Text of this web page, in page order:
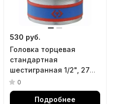
530 руб.
Головка торцевая
стандартная
шестигранная 1/2", 27
мм KING TONY 433527M
0
Подробнее